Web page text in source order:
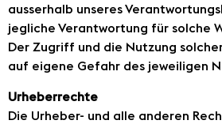
ausserhalb unseres
jegliche Verantwortung für solche
Der Zugriff und die Nutzung
auf eigene Gefahr des jeweiligen
Urheberrechte
Die Urheber- und alle anderen